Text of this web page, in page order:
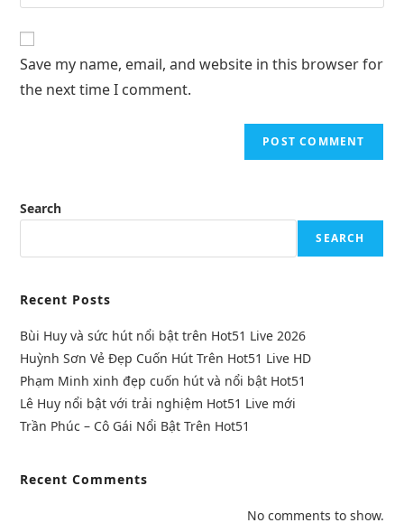
Save my name, email, and website in this browser for
the next time I comment.
Search
SEARCH
Recent Posts
Bùi Huy và sức hút nổi bật trên Hot51 Live 2026
Huỳnh Sơn Vẻ Đẹp Cuốn Hút Trên Hot51 Live HD
Phạm Minh xinh đẹp cuốn hút và nổi bật Hot51
Lê Huy nổi bật với trải nghiệm Hot51 Live mới
Trần Phúc – Cô Gái Nổi Bật Trên Hot51
Recent Comments
No comments to show.